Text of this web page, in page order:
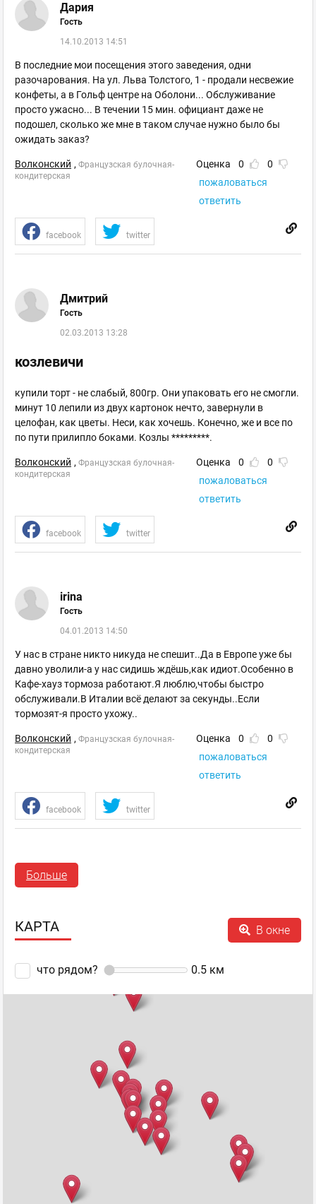
Дария
Гость
14.10.2013 14:51
В последние мои посещения этого заведения, одни
разочарования. На ул. Льва Толстого, 1 - продали несвежие
конфеты, а в Гольф центре на Оболони... Обслуживание
просто ужасно... В течении 15 мин. официант даже не
подошел, сколько же мне в таком случае нужно было бы
ожидать заказ?
Волконский , Французская булочная-
кондитерская
Оценка 0
0
пожаловаться
ответить
facebook twitter
Дмитрий
Гость
02.03.2013 13:28
козлевичи
купили торт - не слабый, 800гр. Они упаковать его не смогли.
минут 10 лепили из двух картонок нечто, завернули в
целофан, как цветы. Неси, как хочешь. Конечно, же и все по
по пути прилипло боками. Козлы *********.
Волконский , Французская булочная-
кондитерская
Оценка 0
0
пожаловаться
ответить
facebook twitter
irina
Гость
04.01.2013 14:50
У нас в стране никто никуда не спешит..Да в Европе уже бы
давно уволили-а у нас сидишь ждёшь,как идиот.Особенно в
Кафе-хауз тормоза работают.Я люблю,чтобы быстро
обслуживали.В Италии всё делают за секунды..Если
тормозят-я просто ухожу..
Волконский , Французская булочная-
кондитерская
Оценка 0
0
пожаловаться
ответить
facebook twitter
Алексей
Гость
Волконский на Льва Толстого
ужасный сервис
Волконский ,Французская булочная-
Оценка 0
0
twitter
Примите поздравления от постоянной вашей гостьи.
Магазин на Богдана Хмельницкого получился очень
Больше
КАРТА В окне
что рядом? 0.5 км